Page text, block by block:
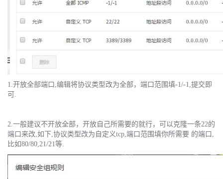
1.开放全部端口,编辑将协议类型改为全部，端口范围填-1/-1,提交即
可.
2.一般建议不开放全部，开放自己所需要的就行，可以克隆一条22的
端口来改,如下,协议类型改为自定义tcp,端口范围填你所需要 的端口,
比如80/80,21/21等.